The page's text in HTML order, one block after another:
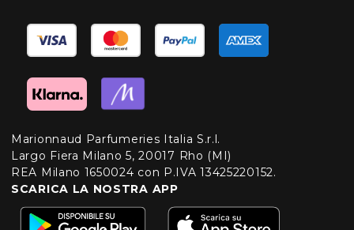
Marionnaud Parfumeries Italia S.r.l.
Largo Fiera Milano 5, 20017 Rho (MI)
REA Milano 1650024 con P.IVA 13425220152.
SCARICA LA NOSTRA APP